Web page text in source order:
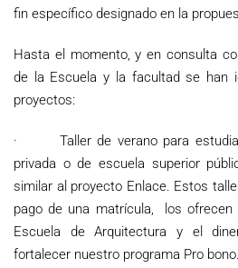
fin específico designado en la
Hasta el momento, y en consulta
de la Escuela y la facultad se han
proyectos:
· Taller de verano para
privada o de escuela superior
similar al proyecto Enlace. Estos
pago de una matrícula, los
Escuela de Arquitectura y el
fortalecer nuestro programa Pro bono.